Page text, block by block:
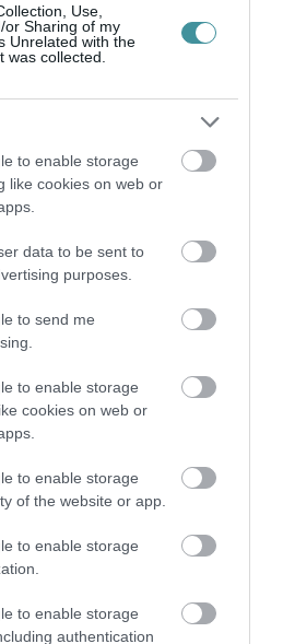
Use,
or Sharing of my
Unrelated with the
was collected.
to enable storage
like cookies on web or
data to be sent to
purposes.
to send me
to enable storage
cookies on web or
to enable storage
of the website or app.
to enable storage
to enable storage
authentication
LÁNGOLTAK SZERDÁN
TETTÜNK NYOMÁST A FIUNKRA” –
augusztus 06
TÖBB MINT 70 ...
augusztus 06| Eger ügye
SZÁLLÍTOTTÁK HAZA A 80 ÉVES